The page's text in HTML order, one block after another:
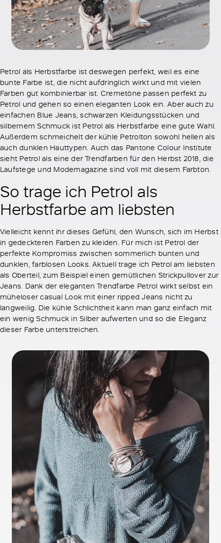
Petrol als Herbstfarbe ist deswegen perfekt, weil es eine
bunte Farbe ist, die nicht aufdringlich wirkt und mit vielen
Farben gut kombinierbar ist. Cremetöne passen perfekt zu
Petrol und gehen so einen eleganten Look ein. Aber auch zu
einfachen Blue Jeans, schwarzen Kleidungsstücken und
silbernem Schmuck ist Petrol als Herbstfarbe eine gute Wahl.
Außerdem schmeichelt der kühle Petrolton sowohl hellen als
auch dunklen Hauttypen. Auch das Pantone Colour Institute
sieht Petrol als eine der Trendfarben für den Herbst 2018, die
Laufstege und Modemagazine sind voll mit diesem Farbton.
So trage ich Petrol als
Herbstfarbe am liebsten
Vielleicht kennt ihr dieses Gefühl, den Wunsch, sich im Herbst
in gedeckteren Farben zu kleiden. Für mich ist Petrol der
perfekte Kompromiss zwischen sommerlich bunten und
dunklen, farblosen Looks. Aktuell trage ich Petrol am liebsten
als Oberteil, zum Beispiel einen gemütlichen Strickpullover zur
Jeans. Dank der eleganten Trendfarbe Petrol wirkt selbst ein
müheloser casual Look mit einer ripped Jeans nicht zu
langweilig. Die kühle Schlichtheit kann man ganz einfach mit
ein wenig Schmuck in Silber aufwerten und so die Eleganz
dieser Farbe unterstreichen.